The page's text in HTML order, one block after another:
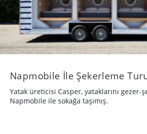
​Napmobile İle Şekerleme
Yatak üreticisi Casper, yataklarını gezer-
Napmobile ile sokağa taşımış.